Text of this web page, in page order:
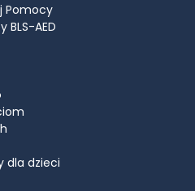
Pomocy
BLS-AED
dla dzieci